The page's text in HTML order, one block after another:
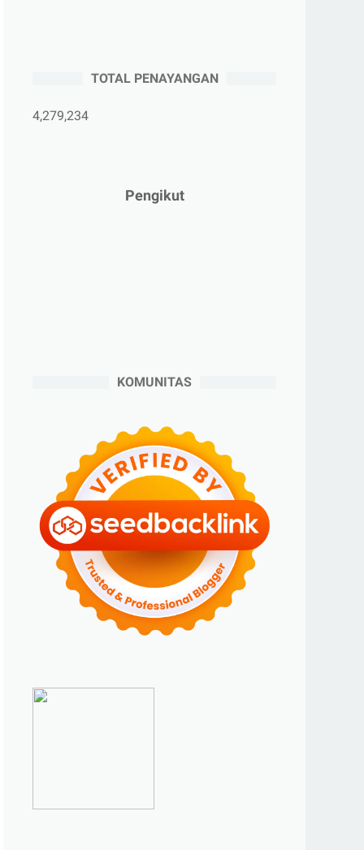
April 2025 (5)
►Maret 2025
(2)
Maret 2024(2)
►
Februari 2024(6)
►Januari 2024(2)
►2023(70)
►Desember 2023(5)
►November 2023
(6)
►Oktober 2023(6)
September 2023(4)
TOTAL PENAYANGAN
4,279,234
Pengikut
KOMUNITAS